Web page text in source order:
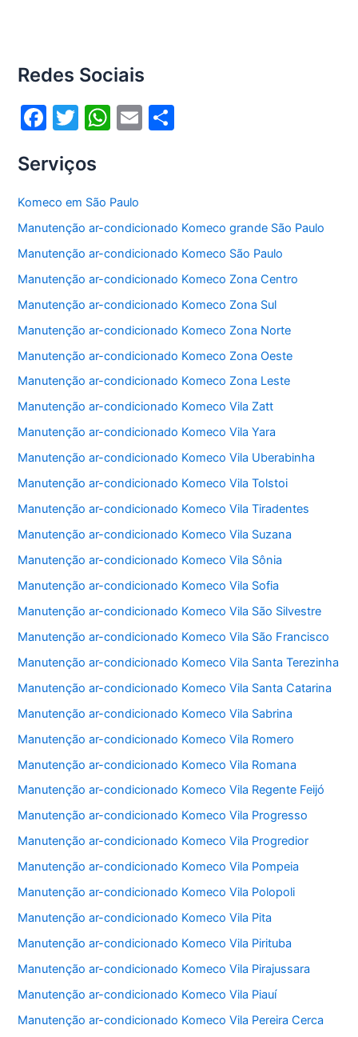
Redes Sociais
F
c
e
b
o
o
k
T
itt
er
W
s
A
p
p
E
Serviços
Komeco em São Paulo
Manutenção ar-condicionado Komeco grande São Paulo
Manutenção ar-condicionado Komeco São Paulo
Manutenção ar-condicionado Komeco Zona Centro
Manutenção ar-condicionado Komeco Zona Sul
Manutenção ar-condicionado Komeco Zona Norte
Manutenção ar-condicionado Komeco Zona Oeste
Manutenção ar-condicionado Komeco Zona Leste
Manutenção ar-condicionado Komeco Vila Zatt
Manutenção ar-condicionado Komeco Vila Yara
Manutenção ar-condicionado Komeco Vila Uberabinha
Manutenção ar-condicionado Komeco Vila Tolstoi
Manutenção ar-condicionado Komeco Vila Tiradentes
Manutenção ar-condicionado Komeco Vila Suzana
Manutenção ar-condicionado Komeco Vila Sônia
Manutenção ar-condicionado Komeco Vila Sofia
Manutenção ar-condicionado Komeco Vila São Silvestre
Manutenção ar-condicionado Komeco Vila São Francisco
Manutenção ar-condicionado Komeco Vila Santa Terezinha
Manutenção ar-condicionado Komeco Vila Santa Catarina
Manutenção ar-condicionado Komeco Vila Sabrina
Manutenção ar-condicionado Komeco Vila Romero
Manutenção ar-condicionado Komeco Vila Romana
Manutenção ar-condicionado Komeco Vila Regente Feijó
Manutenção ar-condicionado Komeco Vila Progresso
Manutenção ar-condicionado Komeco Vila Progredior
Manutenção ar-condicionado Komeco Vila Pompeia
Manutenção ar-condicionado Komeco Vila Polopoli
Manutenção ar-condicionado Komeco Vila Pita
Manutenção ar-condicionado Komeco Vila Pirituba
Manutenção ar-condicionado Komeco Vila Pirajussara
Manutenção ar-condicionado Komeco Vila Piauí
Manutenção ar-condicionado Komeco Vila Pereira Cerca